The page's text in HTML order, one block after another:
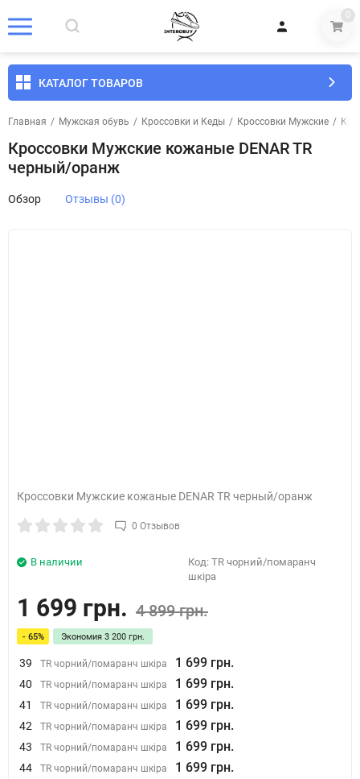
0
КАТАЛОГ ТОВАРОВ
Главная / Мужская обувь / Кроссовки и Кеды / Кроссовки Мужские /
Кроссовки Мужские кожаные DENAR TR
черный/оранж
Обзор Отзывы (0)
Кроссовки Мужские кожаные DENAR TR черный/оранж
0 Отзывов
В наличии Код: TR чорний/помаранч
шкіра
1 699 грн. 4 899 грн.
- 65% Экономия 3 200 грн.
39 TR чорний/помаранч шкіра 1 699 грн.
40 TR чорний/помаранч шкіра 1 699 грн.
41 TR чорний/помаранч шкіра 1 699 грн.
42 TR чорний/помаранч шкіра 1 699 грн.
43 TR чорний/помаранч шкіра 1 699 грн.
44 TR чорний/помаранч шкіра 1 699 грн.